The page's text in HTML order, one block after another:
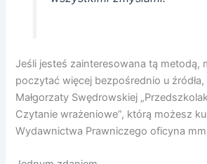
Jeśli jesteś zainteresowana tą metodą,
poczytać więcej bezpośrednio u
Małgorzaty Swędrowskiej
Czytanie wrażeniowe”, którą możesz
Wydawnictwa Prawniczego oficyna